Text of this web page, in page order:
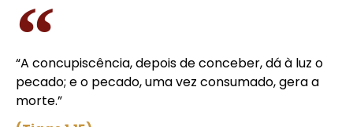
“A concupiscência, depois de conceber, dá à luz o
pecado; e o pecado, uma vez consumado, gera a
morte.”